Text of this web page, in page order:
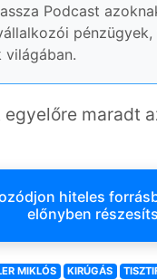
Podcast
világában.
maradt
hiteles
előnyben
MIKLÓS KIRÚGÁS